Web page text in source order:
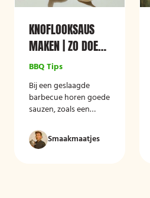
KNOFLOOKSAUS
MAKEN | ZO DOE
JE DAT!
BBQ Tips
Bij een geslaagde
barbecue horen goede
sauzen, zoals een
Vaak wordt het belang
van een goede saus
Smaakmaatjes